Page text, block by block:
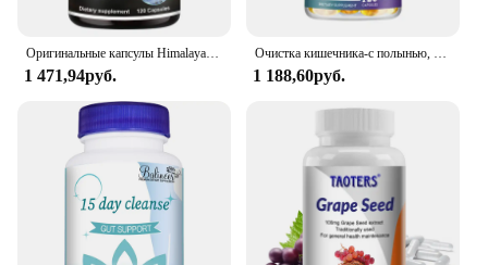
Оригинальные капсулы Himalaya Pure Shilajit, естественно обогащенные первоковой кислотой и более 85 следов минералов, добавка без глютена
1 471,94руб.
Очистка кишечника-с полынью, черный орех-поддерживает здоровье кишечника и способствует коррекции кишечника-120 капсул
1 188,60руб.